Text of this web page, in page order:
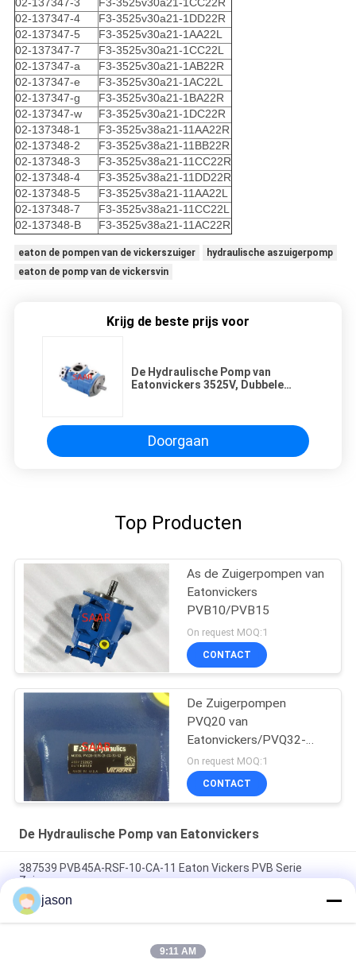
02-137347-4
F3-3525v30a21-1DD22R
02-137347-5
F3-3525v30a21-1AA22L
02-137347-7
F3-3525v30a21-1CC22L
02-137347-a
F3-3525v30a21-1AB22R
02-137347-e
F3-3525v30a21-1AC22L
02-137347-g
F3-3525v30a21-1BA22R
02-137347-w
F3-3525v30a21-1DC22R
02-137348-1
F3-3525v38a21-11AA22R
02-137348-2
F3-3525v38a21-11BB22R
02-137348-3
F3-3525v38a21-11CC22R
02-137348-4
F3-3525v38a21-11DD22R
02-137348-5
F3-3525v38a21-11AA22L
02-137348-7
F3-3525v38a21-11CC22L
02-137348-B
F3-3525v38a21-11AC22R
eaton de pompen van de vickerszuiger
hydraulische aszuigerpomp
eaton de pomp van de vickersvin
Krijg de beste prijs voor
De Hydraulische Pomp van
Eatonvickers 3525V, Dubbele
Doorgaan
Top Producten
As de Zuigerpompen van
Eatonvickers
PVB10/PVB15
On request MOQ:1
CONTACT
De Zuigerpompen
PVQ20 van
Eatonvickers/PVQ32-
Reeksen
On request MOQ:1
CONTACT
De Hydraulische Pomp van Eatonvickers
387539 PVB45A-RSF-10-CA-11 Eaton Vickers PVB Serie
Zuigerpomp
Eaton Vickers 430567-AAL 3525VQ30A21-1AA20L High Speed,
High Presure Pumps
Vickers 02-346207 PVH057R01AA10E252004001001AA010A
jason
9:11 AM